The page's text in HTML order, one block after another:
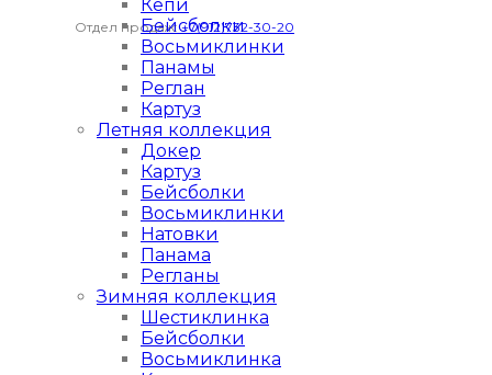
Отдел продаж:+7(912)732-30-20
Кепи
Бейсболки
Восьмиклинки
Панамы
Реглан
Картуз
Летняя коллекция
Докер
Картуз
Бейсболки
Восьмиклинки
Натовки
Панама
Регланы
Зимняя коллекция
Шестиклинка
Бейсболки
Восьмиклинка